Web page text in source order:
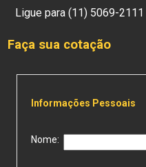
Ligue para(11) 5069-2111
Faça sua cotação
Informações Pessoais
Nome: